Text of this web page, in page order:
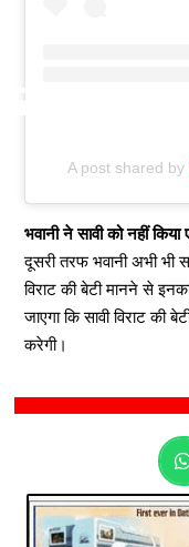
A post shared by
भवानी ने सावी को नहीं किया
दूसरी तरफ भवानी अभी भी
विराट की बेटी मानने से
जाएगा कि सावी विराट की
करेगी।